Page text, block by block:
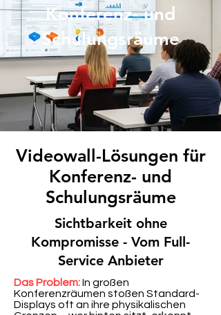
Konferenz- und
Schulungsräume
Videowall-Lösungen für
Konferenz- und
Schulungsräume
Sichtbarkeit ohne
Kompromisse - Vom Full-
Service Anbieter
Das Problem:In großen
Konferenzräumen stoßen Standard-
Displays oft an ihre physikalischen